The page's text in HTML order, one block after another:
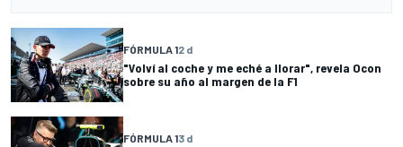
FÓRMULA 12 d
"Volví al coche y me eché a llorar", revela Ocon
sobre su año al margen de la F1
FÓRMULA 13 d